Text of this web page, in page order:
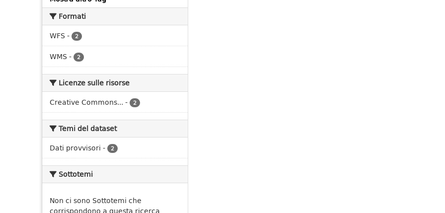
Formati
WFS - 2
WMS - 2
Licenze sulle risorse
Creative Commons... - 2
Temi del dataset
Dati provvisori - 2
Sottotemi
Non ci sono Sottotemi che
corrispondono a questa ricerca